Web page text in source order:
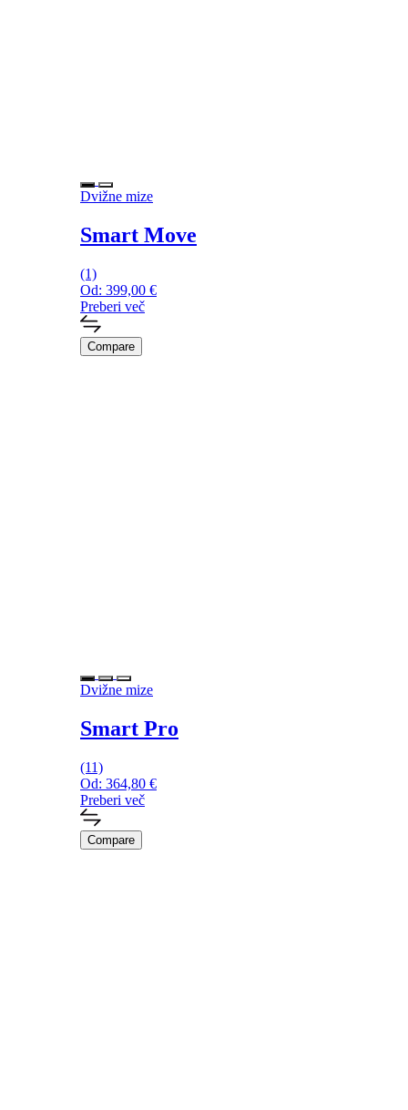
Dvižne mize
Smart Move
(1)
Od: 399,00 €
Preberi več
Compare
Dvižne mize
Smart Pro
(11)
Od: 364,80 €
Preberi več
Compare